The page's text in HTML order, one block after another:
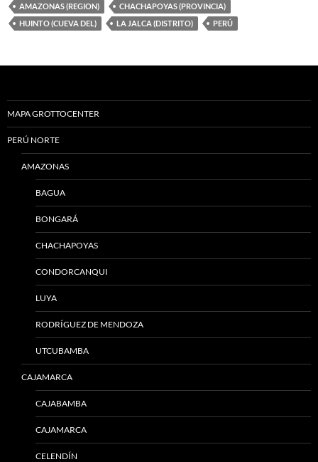
AMAZONAS (REGION)
CHACHAPOYAS (PROVINCIA)
HUINTO (CUEVA DEL)
LA JALCA (DISTRITO) PERÚ
MAPA GROTTOCENTER
PERÚ NORTE
AMAZONAS
BAGUA
BONGARÁ
CHACHAPOYAS
CONDORCANQUI
LUYA
RODRÍGUEZ DE MENDOZA
UTCUBAMBA
CAJAMARCA
CAJABAMBA
CAJAMARCA
CELENDÍN